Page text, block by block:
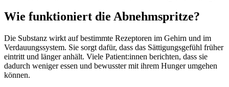
Wie funktioniert die Abnehmspritze?
Die Substanz wirkt auf bestimmte Rezeptoren im Gehirn und im
Verdauungssystem. Sie sorgt dafür, dass das Sättigungsgefühl früher
eintritt und länger anhält. Viele Patient:innen berichten, dass sie
dadurch weniger essen und bewusster mit ihrem Hunger umgehen
können.